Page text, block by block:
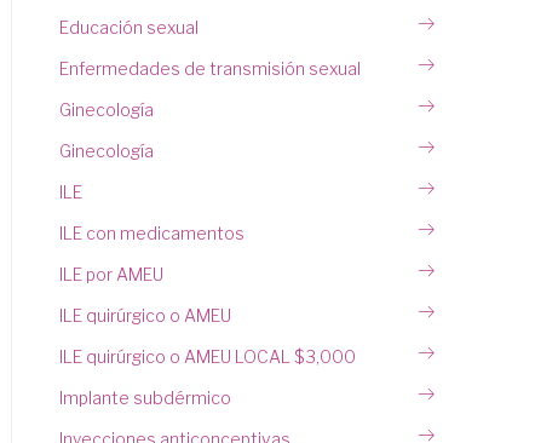
Educación sexual
Enfermedades de transmisión sexual
Ginecología
Ginecología
ILE
ILE con medicamentos
ILE por AMEU
ILE quirúrgico o AMEU
ILE quirúrgico o AMEU LOCAL $3,000
Implante subdérmico
Inyecciones anticonceptivas